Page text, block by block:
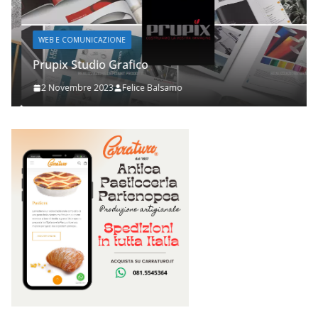
WEB E COMUNICAZIONE
Prupix Studio Grafico
2 Novembre 2023 Felice Balsamo